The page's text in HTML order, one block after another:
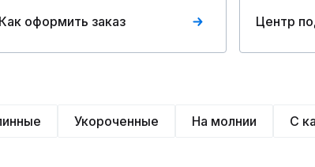
Как оформить заказ Центр
Укороченные На молнии С